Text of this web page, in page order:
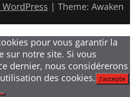
| Theme: Awaken
pour vous garantir la
sur notre site. Si vous
dernier, nous considérerons
des cookies. J'accepte